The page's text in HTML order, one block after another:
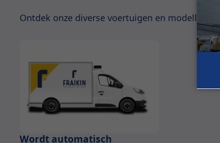
Ontdek onze diverse voertuigen en modellen
Wordt automatisch